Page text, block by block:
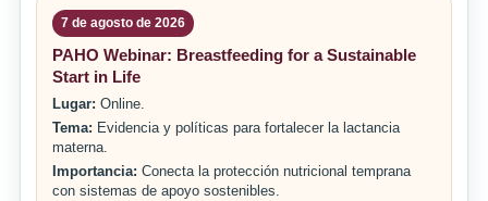
7 de agosto de 2026
PAHO Webinar: Breastfeeding for a Sustainable
Start in Life
Lugar: Online.
Tema: Evidencia y políticas para fortalecer la lactancia
materna.
Importancia: Conecta la protección nutricional temprana
con sistemas de apoyo sostenibles.